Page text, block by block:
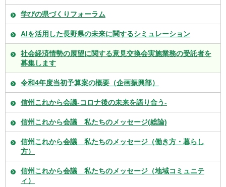
学びの県づくりフォーラム
AIを活用した長野県の未来に関するシミュレーション
社会経済情勢の展望に関する意見交換会実施業務の受託者を
募集します
令和4年度当初予算案の概要（企画振興部）
信州これから会議-コロナ後の未来を語り合う-
信州これから会議 私たちのメッセージ(総論)
信州これから会議 私たちのメッセージ（働き方・暮らし
方）
信州これから会議 私たちのメッセージ（地域コミュニテ
ィ）